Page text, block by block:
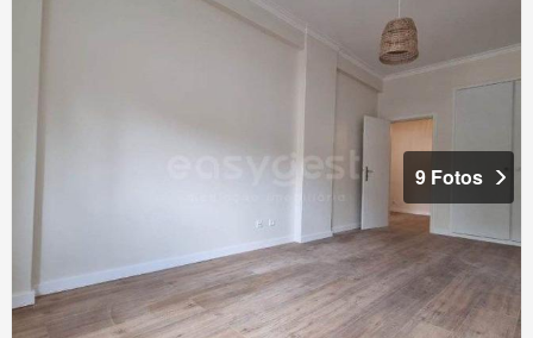
9 Fotos